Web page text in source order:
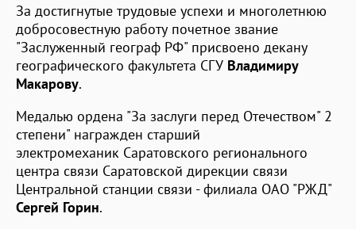
За достигнутые трудовые успехи и многолетнюю
добросовестную работу почетное звание
"Заслуженный географ РФ" присвоено декану
географического факультета СГУ Владимиру
Макарову.
Медалью ордена "За заслуги перед Отечеством" 2
степени" награжден старший
электромеханик Саратовского регионального
центра связи Саратовской дирекции связи
Центральной станции связи - филиала ОАО "РЖД"
Сергей Горин.